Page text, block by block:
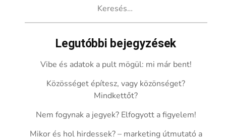
Legutóbbi bejegyzések
Vibe és adatok a pult mögül: mi már bent!
Közösséget építesz, vagy közönséget?
Mindkettőt?
Nem fogynak a jegyek? Elfogyott a figyelem!
Mikor és hol hirdessek? – marketing útmutató a